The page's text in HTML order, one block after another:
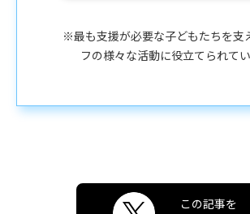
※最も支援が必要な子どもたちを支
フの様々な活動に役立てられてい
この記事を